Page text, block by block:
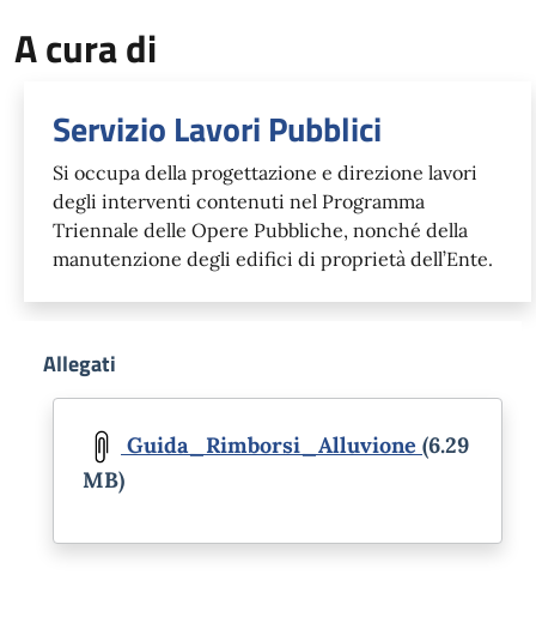
A cura di
Servizio Lavori Pubblici
Si occupa della progettazione e direzione lavori
degli interventi contenuti nel Programma
Triennale delle Opere Pubbliche, nonché della
manutenzione degli edifici di proprietà dell’Ente.
Allegati
Guida_Rimborsi_Alluvione (6.29
MB)